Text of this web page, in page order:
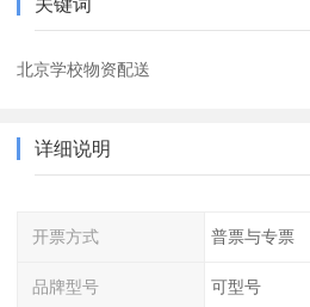
关键词
北京学校物资配送
详细说明
开票方式 普票与专票
品牌型号 可型号